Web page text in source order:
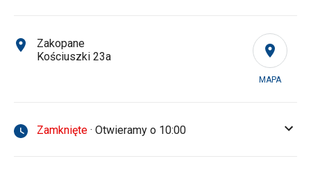
MAPA
Zakopane
Kościuszki 23a
Zamknięte · Otwieramy o 10:00